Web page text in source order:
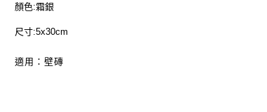
顏色:霜銀
尺寸:5x30cm
適用：壁磚